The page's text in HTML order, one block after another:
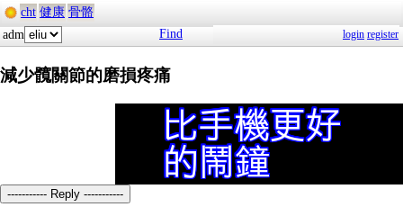
cht 健康 骨骼
adm
Find login register
減少髖關節的磨損疼痛
----------- Reply -----------